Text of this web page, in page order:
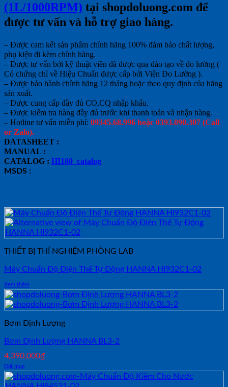
(1L/1000RPM) tại shopdoluong.com để
được tư vấn và hỗ trợ giao hàng.
– Được cam kết sản phẩm chính hãng 100% đảm bảo chất lượng,
phụ kiện đi kèm chính hãng.
– Được tư vấn bởi kỹ thuật viên đã được qua đào tạo về đo lường (
Có chứng chỉ về Hiệu Chuẩn được cấp bởi Viện Đo Lường ).
– Được bảo hành chính hãng 12 tháng hoặc theo quy định của hãng
sản xuất.
– Được cung cấp đầy đủ CO,CQ nhập khẩu.
– Được kiểm tra hàng đầy đủ trước khi thanh toán và nhận hàng.
– Hotline tư vấn miễn phí: 09345.68.996 hoặc 0393.090.307 (Call
or Zalo).
DATASHEET :
MANUAL :
CATALOG : HI180_catalog
MSDS :
THIẾT BỊ THÍ NGHIỆM PHÒNG LAB
Máy Chuẩn Độ Điện Thế Tự Động HANNA HI932C1-02
Xem thêm
Bơm Định Lượng
Bơm Định Lượng HANNA BL3-2
4,390,000₫
Đặt mua